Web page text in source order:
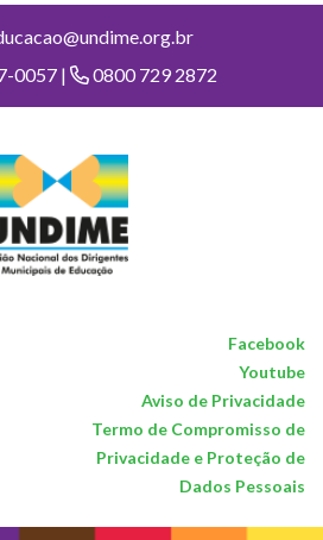
0057 |
0800 729 2872
Facebook
Youtube
Aviso de Privacidade
Termo de Compromisso de
Privacidade e Proteção de
Dados Pessoais